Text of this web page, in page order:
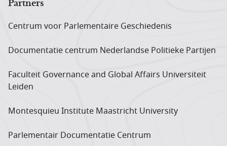
Partners
Centrum voor Parlementaire Geschiedenis
Documentatie centrum Neder­landse Politieke Partijen
Faculteit Governance and Global Affairs Universiteit
Leiden
Montesquieu Institute Maastricht University
Parlementair Documentatie Centrum